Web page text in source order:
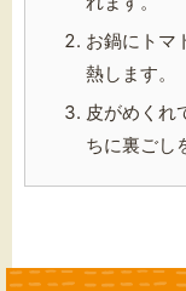
お鍋にトマ
熱します。
皮がめくれ
ちに裏ごし